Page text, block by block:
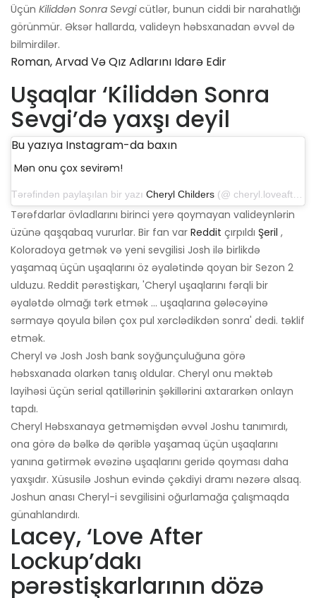
Üçün Kiliddən Sonra Sevgicütlər, bunun ciddi bir narahatlığı
görünmür. Əksər hallarda, valideyn həbsxanadan əvvəl də
bilmirdilər.
Roman, Arvad Və Qız Adlarını Idarə Edir
Uşaqlar ‘Kiliddən Sonra
Sevgi’də yaxşı deyil
Bu yazıya Instagram-da baxın
Mən onu çox sevirəm!
Tərəfindən paylaşılan bir yazı Cheryl Childers (@ cheryl.loveafterlockup) 6 sentyabr 2019-cu il, saat 13: 38-də PDT
Tərəfdarlar övladlarını birinci yerə qoymayan valideynlərin
üzünə qaşqabaq vururlar. Bir fan var Reddit çırpıldı Şeril ,
Koloradoya getmək və yeni sevgilisi Josh ilə birlikdə
yaşamaq üçün uşaqlarını öz əyalətində qoyan bir Sezon 2
ulduzu. Reddit pərəstişkarı, 'Cheryl uşaqlarını fərqli bir
əyalətdə olmağı tərk etmək ... uşaqlarına gələcəyinə
sərmayə qoyula bilən çox pul xərclədikdən sonra' dedi. təklif
etmək.
Cheryl və Josh Josh bank soyğunçuluğuna görə
həbsxanada olarkən tanış oldular. Cheryl onu məktəb
layihəsi üçün serial qatillərinin şəkillərini axtararkən onlayn
tapdı.
Cheryl Həbsxanaya getməmişdən əvvəl Joshu tanımırdı,
ona görə də bəlkə də qəriblə yaşamaq üçün uşaqlarını
yanına gətirmək əvəzinə uşaqlarını geridə qoyması daha
yaxşıdır. Xüsusilə Joshun evində çəkdiyi dramı nəzərə alsaq.
Joshun anası Cheryl-i sevgilisini oğurlamağa çalışmaqda
günahlandırdı.
Lacey, ‘Love After
Lockup’dakı
pərəstişkarlarının dözə